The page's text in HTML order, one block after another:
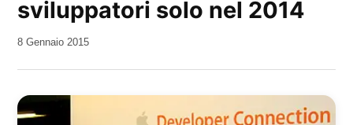
sviluppatori solo nel 2014
da
8 Gennaio 2015